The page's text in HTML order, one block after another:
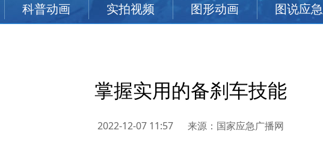
科普动画 实拍视频 图形动画 图说应急
掌握实用的备刹车技能
2022-12-07 11:57 来源： 国家应急广播网